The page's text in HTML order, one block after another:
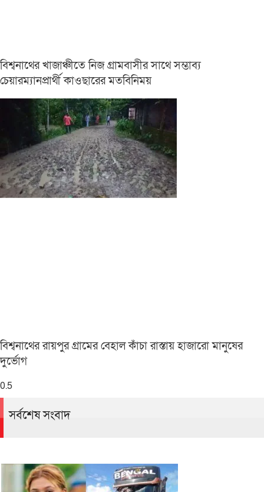
বিশ্বনাথের খাজাঞ্চীতে নিজ গ্রামবাসীর সাথে সম্ভাব্য
চেয়ারম্যানপ্রার্থী কাওছারের মতবিনিময়
বিশ্বনাথের রায়পুর গ্রামের বেহাল কাঁচা রাস্তায় হাজারো মানুষের
দুর্ভোগ
সর্বশেষ সংবাদ